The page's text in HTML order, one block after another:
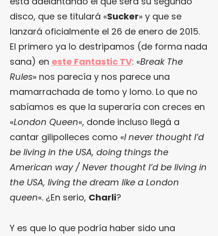
disco, que se titulará «Sucker» y que se
lanzará oficialmente el 26 de enero de 2015.
El primero ya lo destripamos (de forma nada
sana) en este Fantastic TV: «Break The
Rules» nos parecía y nos parece una
mamarrachada de tomo y lomo. Lo que no
sabíamos es que la superaría con creces en
«London Queen«, donde incluso llegá a
cantar gilipolleces como «I never thought I’d
be living in the USA, doing things the
American way / Never thought I’d be living in
the USA, living the dream like a London
queen«. ¿En serio, Charli?
Y es que lo que podría haber sido una